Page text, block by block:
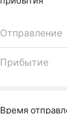
Время